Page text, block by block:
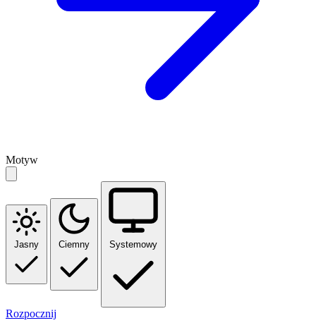
Motyw
Jasny Ciemny Systemowy
Rozpocznij